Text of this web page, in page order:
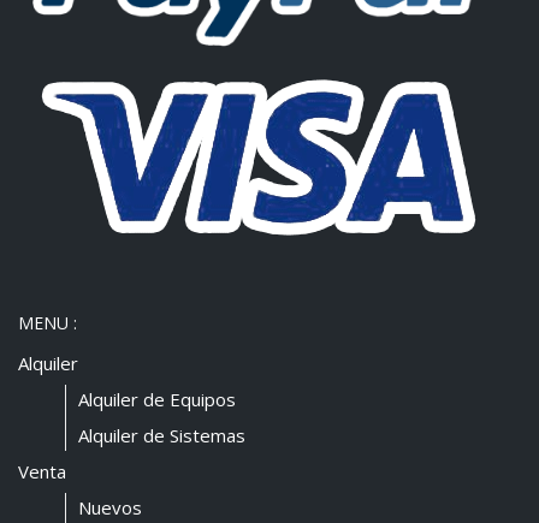
MENU :
Alquiler
Alquiler de Equipos
Alquiler de Sistemas
Venta
Nuevos